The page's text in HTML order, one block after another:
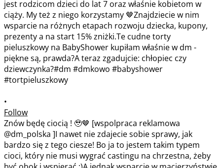
•
Follow
Znów będę ciocią ! 🥹🤎 [wspolpraca reklamowa
@dm_polska ]I nawet nie zdajecie sobie sprawy, jak
bardzo się z tego ciesze! Bo ja to jestem takim typem
cioci, który nie musi wygrać castingu na chrzestna, żeby